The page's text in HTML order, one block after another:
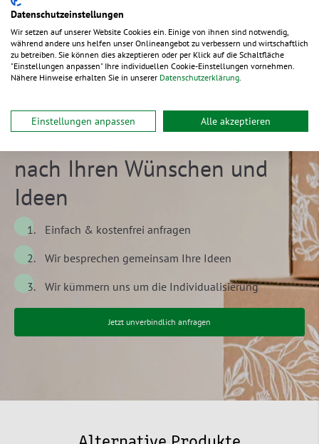
Individuelle
Verpackungen
nach Ihren Wünschen und
Ideen
Einfach & kostenfrei anfragen
Wir besprechen gemeinsam Ihre Ideen
Wir kümmern uns um die Individualisierung
Jetzt unverbindlich anfragen
Datenschutzeinstellungen
Wir setzen auf unserer Website Cookies ein. Einige von ihnen sind notwendig,
während andere uns helfen unser Onlineangebot zu verbessern und wirtschaftlich
zu betreiben. Sie können dies akzeptieren oder per Klick auf die Schaltfläche
"Einstellungen anpassen" Ihre individuellen Cookie-Einstellungen vornehmen.
Nähere Hinweise erhalten Sie in unserer Datenschutzerklärung.
Einstellungen anpassen Alle akzeptieren